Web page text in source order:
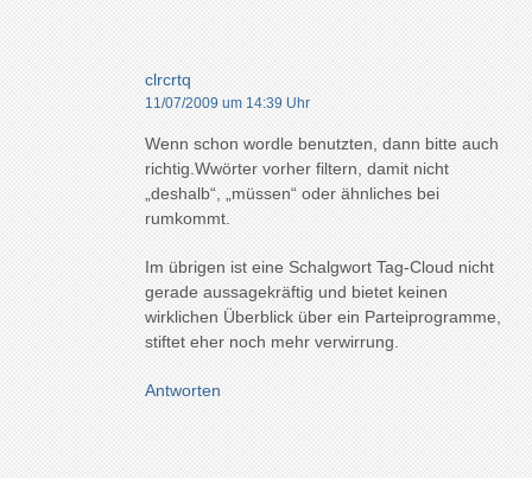
clrcrtq
11/07/2009 um 14:39 Uhr
Wenn schon wordle benutzten, dann bitte auch
richtig.Wwörter vorher filtern, damit nicht
„deshalb“, „müssen“ oder ähnliches bei
rumkommt.
Im übrigen ist eine Schalgwort Tag-Cloud nicht
gerade aussagekräftig und bietet keinen
wirklichen Überblick über ein Parteiprogramme,
stiftet eher noch mehr verwirrung.
Antworten